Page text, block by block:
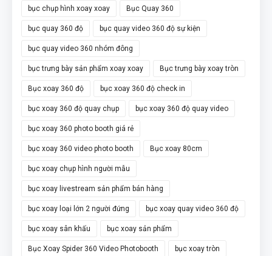
bục chụp hình xoay xoay Bục Quay 360
bục quay 360 độ bục quay video 360 độ sự kiện
bục quay video 360 nhóm đông
bục trưng bày sản phẩm xoay xoay Bục trưng bày xoay tròn
Bục xoay 360 độ bục xoay 360 độ check in
bục xoay 360 độ quay chụp bục xoay 360 độ quay video
bục xoay 360 photo booth giá rẻ
bục xoay 360 video photo booth Bục xoay 80cm
bục xoay chụp hình người mẫu
bục xoay livestream sản phẩm bán hàng
bục xoay loại lớn 2 người đứng bục xoay quay video 360 độ
bục xoay sân khấu bục xoay sản phẩm
Bục Xoay Spider 360 Video Photobooth bục xoay tròn